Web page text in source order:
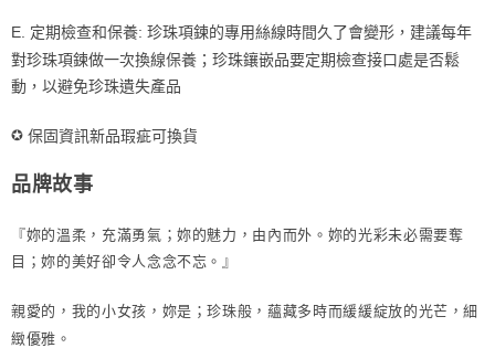
E. 定期檢查和保養: 珍珠項鍊的專用絲線時間久了會變形，建議每年
對珍珠項鍊做一次換線保養；珍珠鑲嵌品要定期檢查接口處是否鬆
動，以避免珍珠遺失產品
✪ 保固資訊新品瑕疵可換貨
品牌故事
『妳的溫柔，充滿勇氣；妳的魅力，由內而外。妳的光彩未必需要奪
目；妳的美好卻令人念念不忘。』
親愛的，我的小女孩，妳是；珍珠般，蘊藏多時而緩緩綻放的光芒，細
緻優雅。